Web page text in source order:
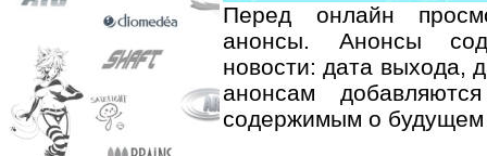
Перед онлайн
анонсы. Анонсы
новости: дата выхода,
анонсам
содержимым о будущем